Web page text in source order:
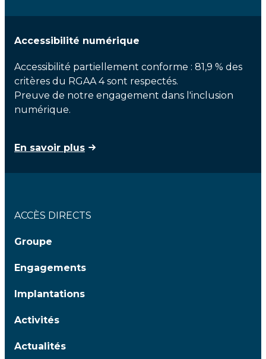
Accessibilité numérique
Accessibilité partiellement conforme : 81,9 % des
critères du RGAA 4 sont respectés.
Preuve de notre engagement dans l'inclusion
numérique.
En savoir plus
ACCÈS DIRECTS
Groupe
Engagements
Implantations
Activités
Actualités